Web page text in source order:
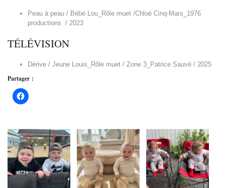
Peau à peau / Bébé Lou_Rôle muet /Chloé Cinq-Mars_1976
productions / 2023
TÉLÉVISION
Dérive / Jeune Louis_Rôle muet / Zone 3_Patrice Sauvé / 2025
Partager :